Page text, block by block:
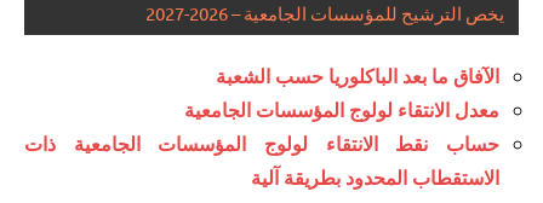
يخص الترشيح للمؤسسات الجامعية – 2026-2027
الآفاق ما بعد الباكلوريا حسب الشعبة
معدل الانتقاء لولوج المؤسسات الجامعية
حساب نقط الانتقاء لولوج المؤسسات الجامعية ذات
الاستقطاب المحدود بطريقة آلية